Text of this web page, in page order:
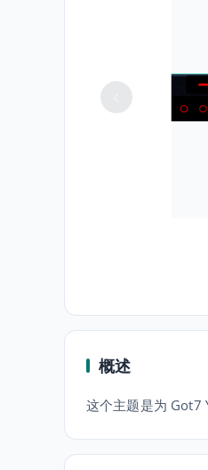
概述
这个主题是为 Got7